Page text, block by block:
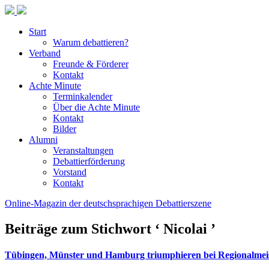
Start
Warum debattieren?
Verband
Freunde & Förderer
Kontakt
Achte Minute
Terminkalender
Über die Achte Minute
Kontakt
Bilder
Alumni
Veranstaltungen
Debattierförderung
Vorstand
Kontakt
Online-Magazin der deutschsprachigen Debattierszene
Beiträge zum Stichwort ‘ Nicolai ’
Tübingen, Münster und Hamburg triumphieren bei